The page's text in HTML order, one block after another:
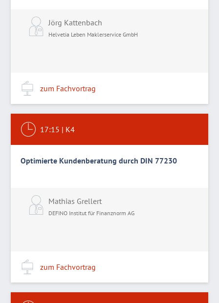
Jörg Kattenbach
Helvetia Leben Maklerservice GmbH
zum Fachvortrag
17:15 | K4
Optimierte Kundenberatung durch DIN 77230
Mathias Grellert
DEFINO Institut für Finanznorm AG
zum Fachvortrag